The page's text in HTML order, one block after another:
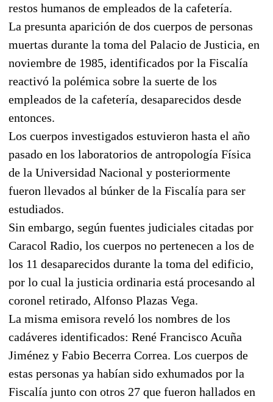
restos humanos de empleados de la cafetería.
La presunta aparición de dos cuerpos de personas
muertas durante la toma del Palacio de Justicia, en
noviembre de 1985, identificados por la Fiscalía
reactivó la polémica sobre la suerte de los
empleados de la cafetería, desaparecidos desde
entonces.
Los cuerpos investigados estuvieron hasta el año
pasado en los laboratorios de antropología Física
de la Universidad Nacional y posteriormente
fueron llevados al búnker de la Fiscalía para ser
estudiados.
Sin embargo, según fuentes judiciales citadas por
Caracol Radio, los cuerpos no pertenecen a los de
los 11 desaparecidos durante la toma del edificio,
por lo cual la justicia ordinaria está procesando al
coronel retirado, Alfonso Plazas Vega.
La misma emisora reveló los nombres de los
cadáveres identificados: René Francisco Acuña
Jiménez y Fabio Becerra Correa. Los cuerpos de
estas personas ya habían sido exhumados por la
Fiscalía junto con otros 27 que fueron hallados en